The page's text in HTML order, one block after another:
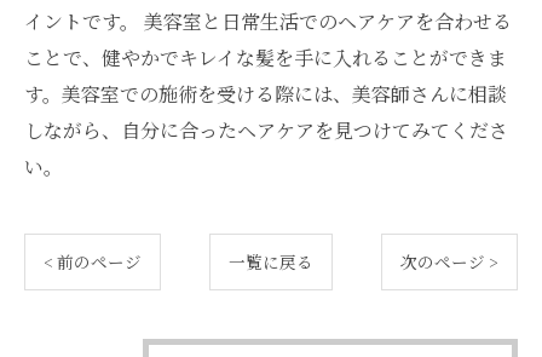
イントです。 美容室と日常生活でのヘアケアを合わせる
ことで、健やかでキレイな髪を手に入れることができま
す。美容室での施術を受ける際には、美容師さんに相談
しながら、自分に合ったヘアケアを見つけてみてくださ
い。
< 前のページ 一覧に戻る 次のページ >